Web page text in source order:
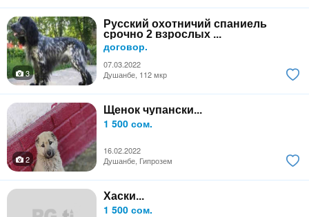
Русский охотничий спаниель
срочно 2 взрослых ...
договор.
07.03.2022
3
Душанбе, 112 мкр
Щенок чупански...
1 500 сом.
16.02.2022
2
Душанбе, Гипрозем
Хаски...
1 500 сом.